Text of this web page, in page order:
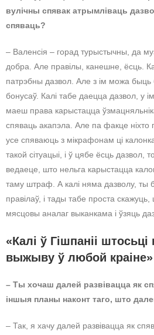
вулічны спявак атрымліваць
спяваць?
– Валенсія – горад турыстычны, да
добра. Але правілы, канешне, ёсць.
патрэбны дазвол. Але з ім можа
бонусаў. Калі табе даецца дазвол, у
маеш права карыстацца
спяваць акапэла. Але па факце ніхто
усе спяваюць з мікрафонам ці
такой сітуацыі, і ў цябе ёсць дазвол,
ведаеце, што нельга карыстацца
таму штраф. А калі няма дазволу,
правілаў, і тады табе проста
мясцовы аналаг выканкама і ўзяць
«Калі ў Гішпаніі
выжыву ў любой краіне»
– Ты хочаш далей развівацца як
іншыя планы наконт таго, што
– Так, я хачу далей развівацца як